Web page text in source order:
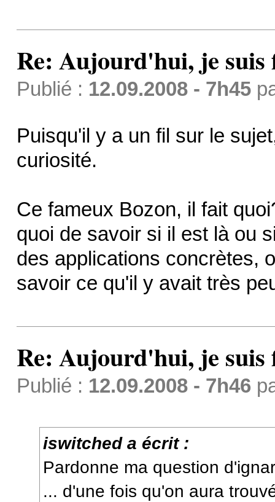
Re: Aujourd'hui, je suis
Publié : 12.09.2008 - 7h45
Puisqu'il y a un fil sur le
curiosité.
Ce fameux Bozon, il fait
quoi de savoir si il est là ou
des applications concrètes,
savoir ce qu'il y avait très
Re: Aujourd'hui, je suis
Publié : 12.09.2008 - 7h46
iswitched a écrit :
Pardonne ma question
... d'une fois qu'on aura